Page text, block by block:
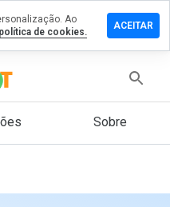
Sobre
Ao
política de cookies.
ACEITAR